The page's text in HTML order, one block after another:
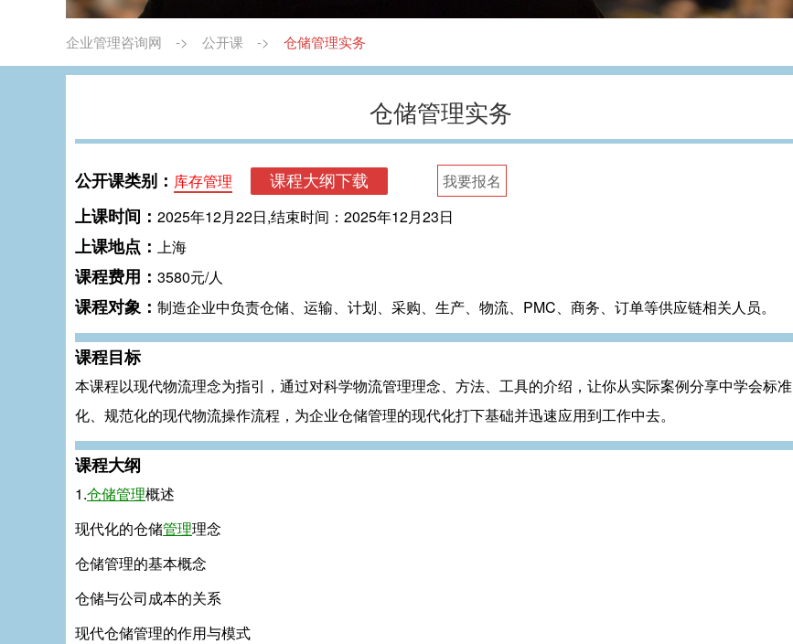
企业管理咨询网 -> 公开课 -> 仓储管理实务
仓储管理实务
公开课类别： 库存管理 我要报名
上课时间： 2025年12月22日,结束时间：2025年12月23日
上课地点： 上海
课程费用： 3580元/人
课程对象： 制造企业中负责仓储、运输、计划、采购、生产、物流、PMC、商务、订单等供应链相关人员。
课程目标
本课程以现代物流理念为指引，通过对科学物流管理理念、方法、工具的介绍，让你从实际案例分享中学会标准
化、规范化的现代物流操作流程，为企业仓储管理的现代化打下基础并迅速应用到工作中去。
课程大纲
1.仓储管理概述
现代化的仓储管理理念
仓储管理的基本概念
仓储与公司成本的关系
现代仓储管理的作用与模式